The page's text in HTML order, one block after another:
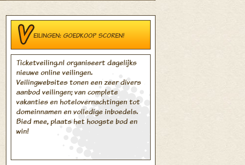
EILINGEN: GOEDKOOP SCOREN!
Ticketveiling.nl organiseert dagelijks
nieuwe online veilingen.
Veilingwebsites tonen een zeer divers
aanbod veilingen; van complete
vakanties en hotelovernachtingen tot
domeinnamen en volledige inboedels.
Bied mee, plaats het hoogste bod en
win!